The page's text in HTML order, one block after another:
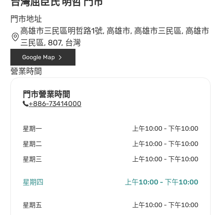
門市地址
高雄市三民區明哲路1號, 高雄市, 高雄市三民區, 高雄市
三民區, 807, 台灣
Google Map
營業時間
門市營業時間
+886-73414000
星期一 上午10:00 - 下午10:00
星期二 上午10:00 - 下午10:00
星期三 上午10:00 - 下午10:00
星期四 上午10:00 - 下午10:00
星期五 上午10:00 - 下午10:00